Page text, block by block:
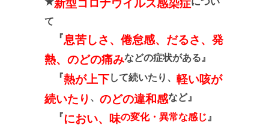
新型コロナウイルス感染症
て
『息苦しさ、倦怠感、だるさ、発
熱、のどの痛みなどの症状がある』
『熱が上下して続いたり、 軽い咳が
続いたり 、 のどの違和感など』
『におい、味の変化・異常な感じ 』